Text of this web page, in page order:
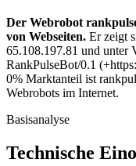
Der Webrobot
von Webseiten. Er zeigt
65.108.197.81 und unter
RankPulseBot/0.1
0% Marktanteil ist
Webrobots im Internet.
Basisanalyse
Technische